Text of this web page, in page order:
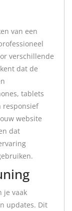
van een
verschillende
dat de
tablets
responsief
website
dat
je vaak
updates. Dit